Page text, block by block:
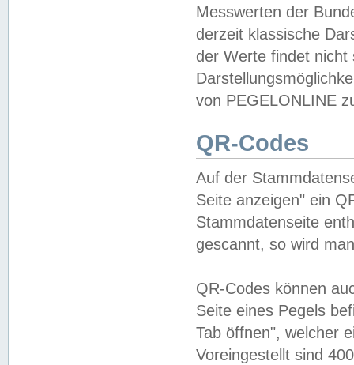
Messwerten der
derzeit klassische
der Werte findet
von PEGELONLINE
QR-Codes
Auf der
Seite anzeigen" ein
Stammdatenseite
gescannt, so wird
QR-Codes können
Seite eines Pegels
Tab öffnen", welcher
Voreingestellt sind